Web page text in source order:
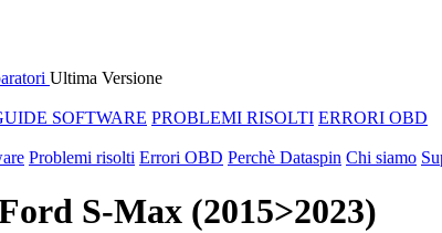
Ultima Versione
SOFTWARE PROBLEMI RISOLTI ERRORI OBD
Problemi risolti Errori OBD Perchè Dataspin Chi siamo
S-Max (2015>2023)